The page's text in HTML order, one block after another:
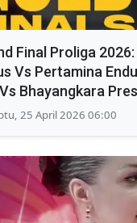
Final Proliga
Vs Pertamina
Bhayangkara
25 April 2026 06:00